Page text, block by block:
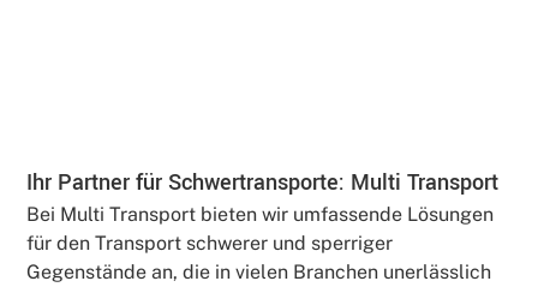
Ihr Partner für Schwertransporte: Multi Transport
Bei Multi Transport bieten wir umfassende Lösungen
für den Transport schwerer und sperriger
Gegenstände an, die in vielen Branchen unerlässlich